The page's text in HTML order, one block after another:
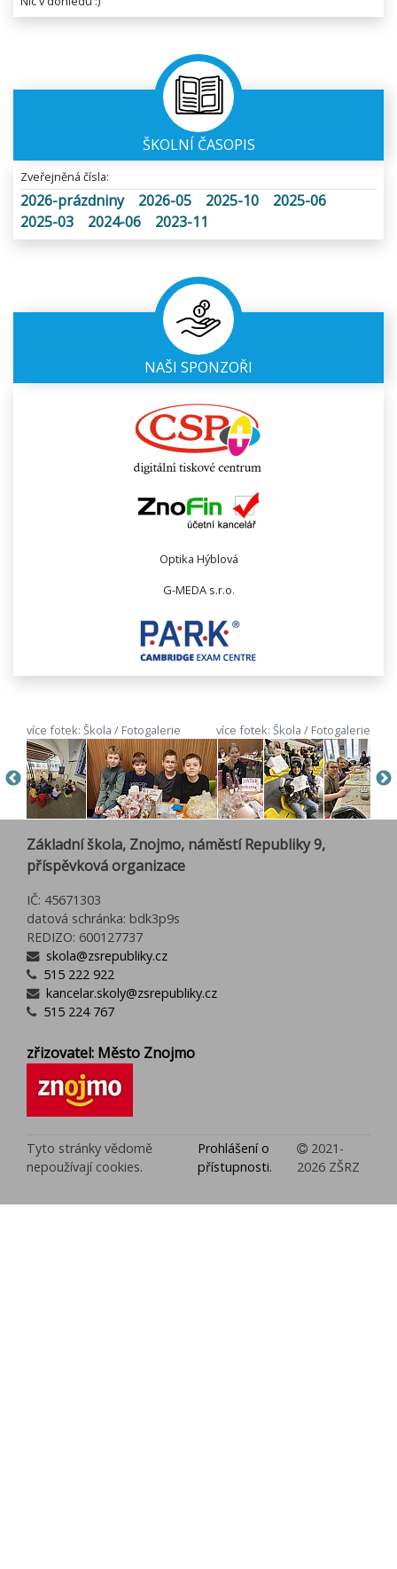
ŠKOLNÍ ČASOPIS
Zveřejněná čísla:
2026-prázdniny 2026-05 2025-10
2025-06
2025-03
2024-06 2023-11
NAŠI SPONZOŘI
Optika Hýblová
G-MEDA s.r.o.
více fotek: Škola / Fotogalerie více fotek: Škola / Fotogalerie
Základní škola, Znojmo, náměstí Republiky 9,
příspěvková organizace
IČ: 45671303
datová schránka: bdk3p9s
REDIZO: 600127737
skola@zsrepubliky.cz
515 222 922
kancelar.skoly@zsrepubliky.cz
515 224 767
zřizovatel: Město Znojmo
Tyto stránky vědomě
nepoužívají cookies.
Prohlášení o
přístupnosti.
2021-
2026 ZŠRZ